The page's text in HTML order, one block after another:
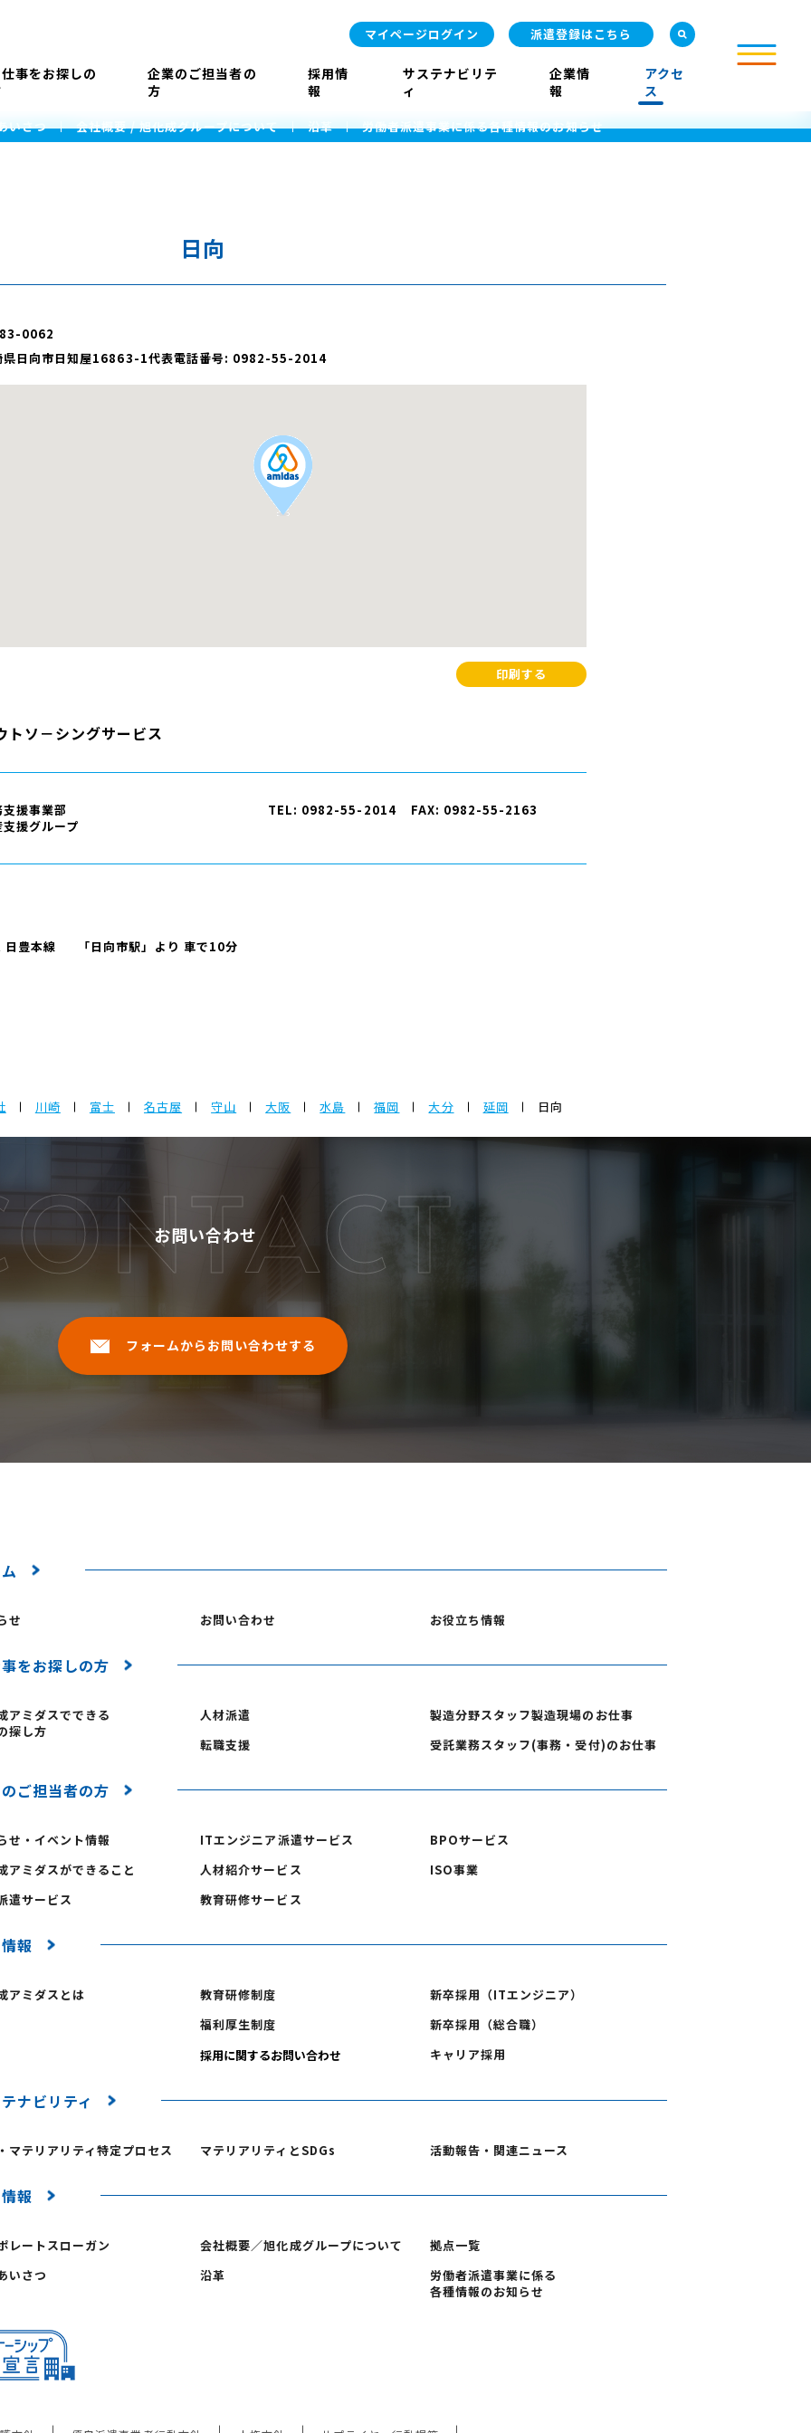
マイページログイン 派遣登録はこちら
事をお探しの
企業のご担当者の
方
採用情
報
サステナビリテ
ィ
企業情
報
アクセ
ス
いさつ 会社概要 / 旭化成グループについて 沿革 労働者派遣事業に係る各種情報のお知らせ
日向
0062
県日向市日知屋16863-1代表電話番号: 0982-55-2014
印刷する
トソ－シングサービス
援事業部
支援グループ
TEL: 0982-55-2014 FAX: 0982-55-2163
日豊本線 「日向市駅」より 車で10分
川崎 富士 名古屋 守山 大阪 水島 福岡 大分 延岡 日向
お問い合わせ
フォームからお問い合わせする
せ お問い合わせ お役立ち情報
をお探しの方
アミダスでできる
探し方
人材派遣
転職支援
製造分野スタッフ製造現場のお仕事
受託業務スタッフ(事務・受付)のお仕事
ご担当者の方
せ・イベント情報
アミダスができること
遣サービス
ITエンジニア派遣サービス
人材紹介サービス
教育研修サービス
BPOサービス
ISO事業
報
アミダスとは
教育研修制度
福利厚生制度
新卒採用（ITエンジニア）
新卒採用（総合職）
キャリア採用
ナビリティ
マテリアリティ特定プロセス マテリアリティとSDGs 活動報告・関連ニュース
報
レートスローガン
いさつ
会社概要／旭化成グループについて
沿革
拠点一覧
労働者派遣事業に係る
各種情報のお知らせ